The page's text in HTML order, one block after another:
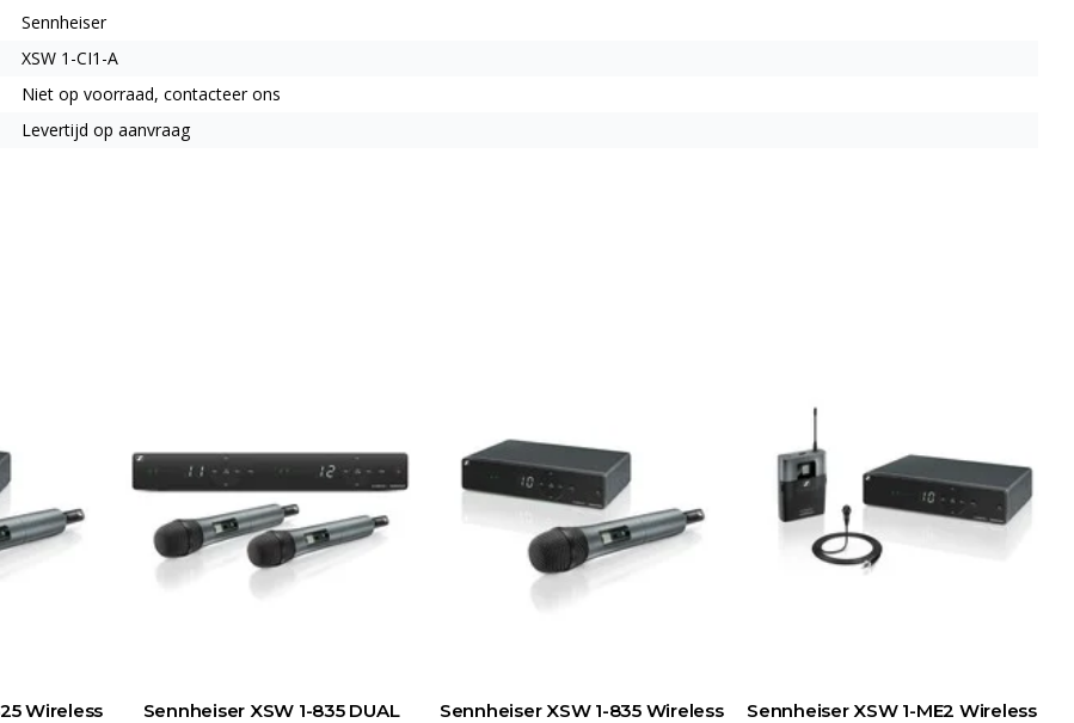
Sennheiser
XSW 1-CI1-A
Niet op voorraad, contacteer ons
Levertijd op aanvraag
Wireless
Sennheiser XSW 1-835 DUAL
Sennheiser XSW 1-835 Wireless
Sennheiser XSW 1-ME2 Wireless